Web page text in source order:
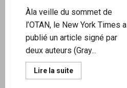
Àla veille du sommet de
l’OTAN, le New York Times a
publié un article signé par
deux auteurs (Gray...
Lire la suiteEn
savoir